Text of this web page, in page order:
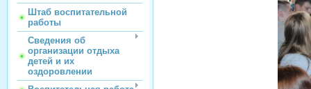
Штаб воспитательной
работы
Сведения об
организации отдыха
детей и их
оздоровлении